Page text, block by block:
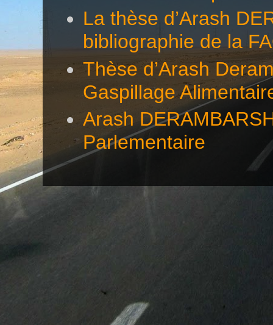
La thèse d’Arash
bibliographie de la
Thèse d’Arash
Gaspillage
Arash
Parlementaire